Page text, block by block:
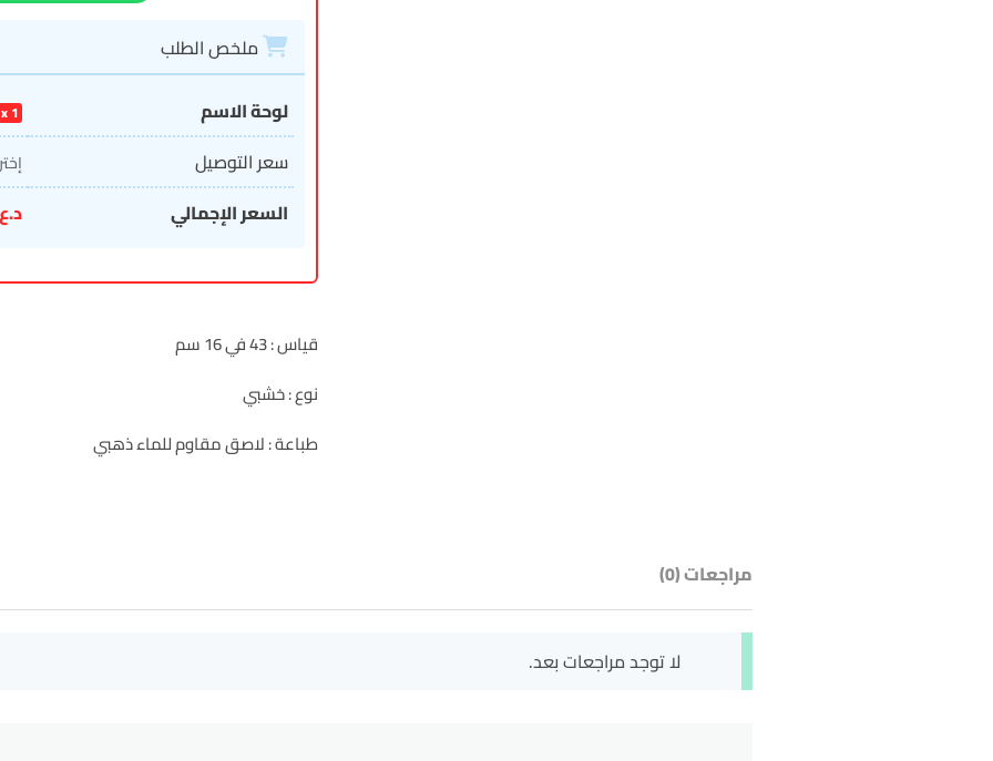
ملخص الطلب
لوحة الاسم
1
سعر التوصيل
السعر الإجمالي د.ع
قياس : 43 في 16 سم
نوع : خشبي
طباعة : لاصق مقاوم للماء ذهبي
مراجعات (0)
لا توجد مراجعات بعد.